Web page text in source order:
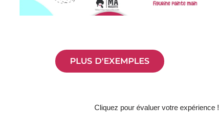
PLUS D'EXEMPLES
Cliquez pour évaluer votre expérience !